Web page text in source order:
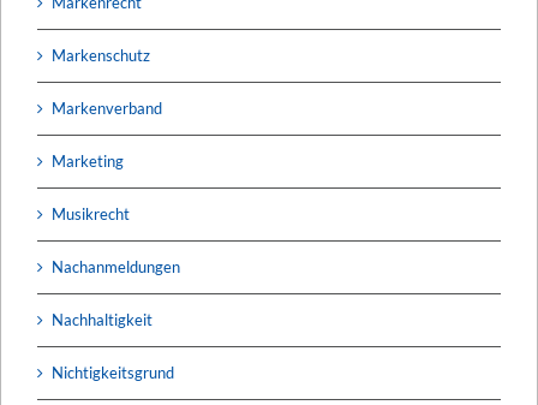
Markenschutz
Markenverband
Marketing
Musikrecht
Nachanmeldungen
Nachhaltigkeit
Nichtigkeitsgrund